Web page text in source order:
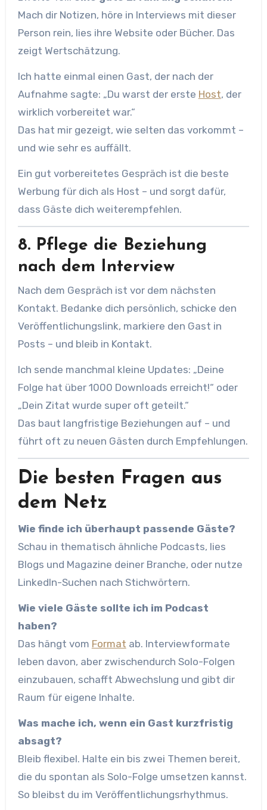
Mach dir Notizen, höre in Interviews mit dieser
Person rein, lies ihre Website oder Bücher. Das
zeigt Wertschätzung.
Ich hatte einmal einen Gast, der nach der
Aufnahme sagte: „Du warst der erste Host, der
wirklich vorbereitet war.“
Das hat mir gezeigt, wie selten das vorkommt –
und wie sehr es auffällt.
Ein gut vorbereitetes Gespräch ist die beste
Werbung für dich als Host – und sorgt dafür,
dass Gäste dich weiterempfehlen.
8. Pflege die Beziehung
nach dem Interview
Nach dem Gespräch ist vor dem nächsten
Kontakt. Bedanke dich persönlich, schicke den
Veröffentlichungslink, markiere den Gast in
Posts – und bleib in Kontakt.
Ich sende manchmal kleine Updates: „Deine
Folge hat über 1000 Downloads erreicht!“ oder
„Dein Zitat wurde super oft geteilt.“
Das baut langfristige Beziehungen auf – und
führt oft zu neuen Gästen durch Empfehlungen.
Die besten Fragen aus
dem Netz
Wie finde ich überhaupt passende Gäste?
Schau in thematisch ähnliche Podcasts, lies
Blogs und Magazine deiner Branche, oder nutze
LinkedIn-Suchen nach Stichwörtern.
Wie viele Gäste sollte ich im Podcast
haben?
Das hängt vom Format ab. Interviewformate
leben davon, aber zwischendurch Solo-Folgen
einzubauen, schafft Abwechslung und gibt dir
Raum für eigene Inhalte.
Was mache ich, wenn ein Gast kurzfristig
absagt?
Bleib flexibel. Halte ein bis zwei Themen bereit,
die du spontan als Solo-Folge umsetzen kannst.
So bleibst du im Veröffentlichungsrhythmus.